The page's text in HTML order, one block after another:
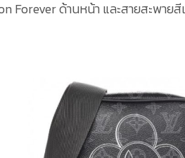
Forever ด้านหน้า และสายสะพายสี